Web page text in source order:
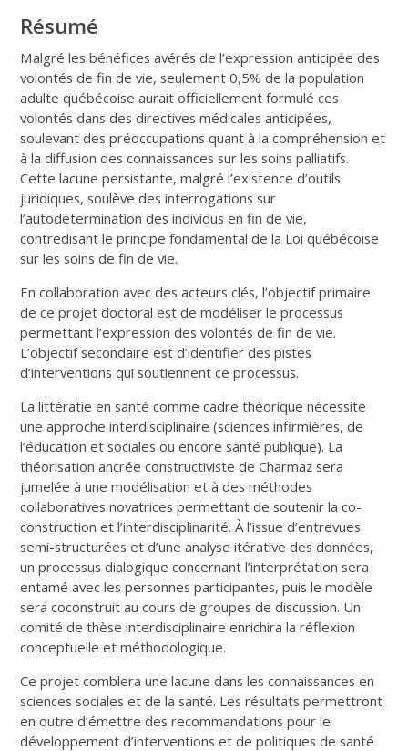
Résumé
Malgré les bénéfices avérés de l’expression anticipée des
volontés de fin de vie, seulement 0,5% de la population
adulte québécoise aurait officiellement formulé ces
volontés dans des directives médicales anticipées,
soulevant des préoccupations quant à la compréhension et
à la diffusion des connaissances sur les soins palliatifs.
Cette lacune persistante, malgré l’existence d’outils
juridiques, soulève des interrogations sur
l’autodétermination des individus en fin de vie,
contredisant le principe fondamental de la Loi québécoise
sur les soins de fin de vie.
En collaboration avec des acteurs clés, l’objectif primaire
de ce projet doctoral est de modéliser le processus
permettant l’expression des volontés de fin de vie.
L’objectif secondaire est d’identifier des pistes
d’interventions qui soutiennent ce processus.
La littératie en santé comme cadre théorique nécessite
une approche interdisciplinaire (sciences infirmières, de
l’éducation et sociales ou encore santé publique). La
théorisation ancrée constructiviste de Charmaz sera
jumelée à une modélisation et à des méthodes
collaboratives novatrices permettant de soutenir la co-
construction et l’interdisciplinarité. À l’issue d’entrevues
semi-structurées et d’une analyse itérative des données,
un processus dialogique concernant l’interprétation sera
entamé avec les personnes participantes, puis le modèle
sera coconstruit au cours de groupes de discussion. Un
comité de thèse interdisciplinaire enrichira la réflexion
conceptuelle et méthodologique.
Ce projet comblera une lacune dans les connaissances en
sciences sociales et de la santé. Les résultats permettront
en outre d’émettre des recommandations pour le
développement d’interventions et de politiques de santé